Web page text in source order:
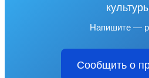
Напишите —
Сообщить о